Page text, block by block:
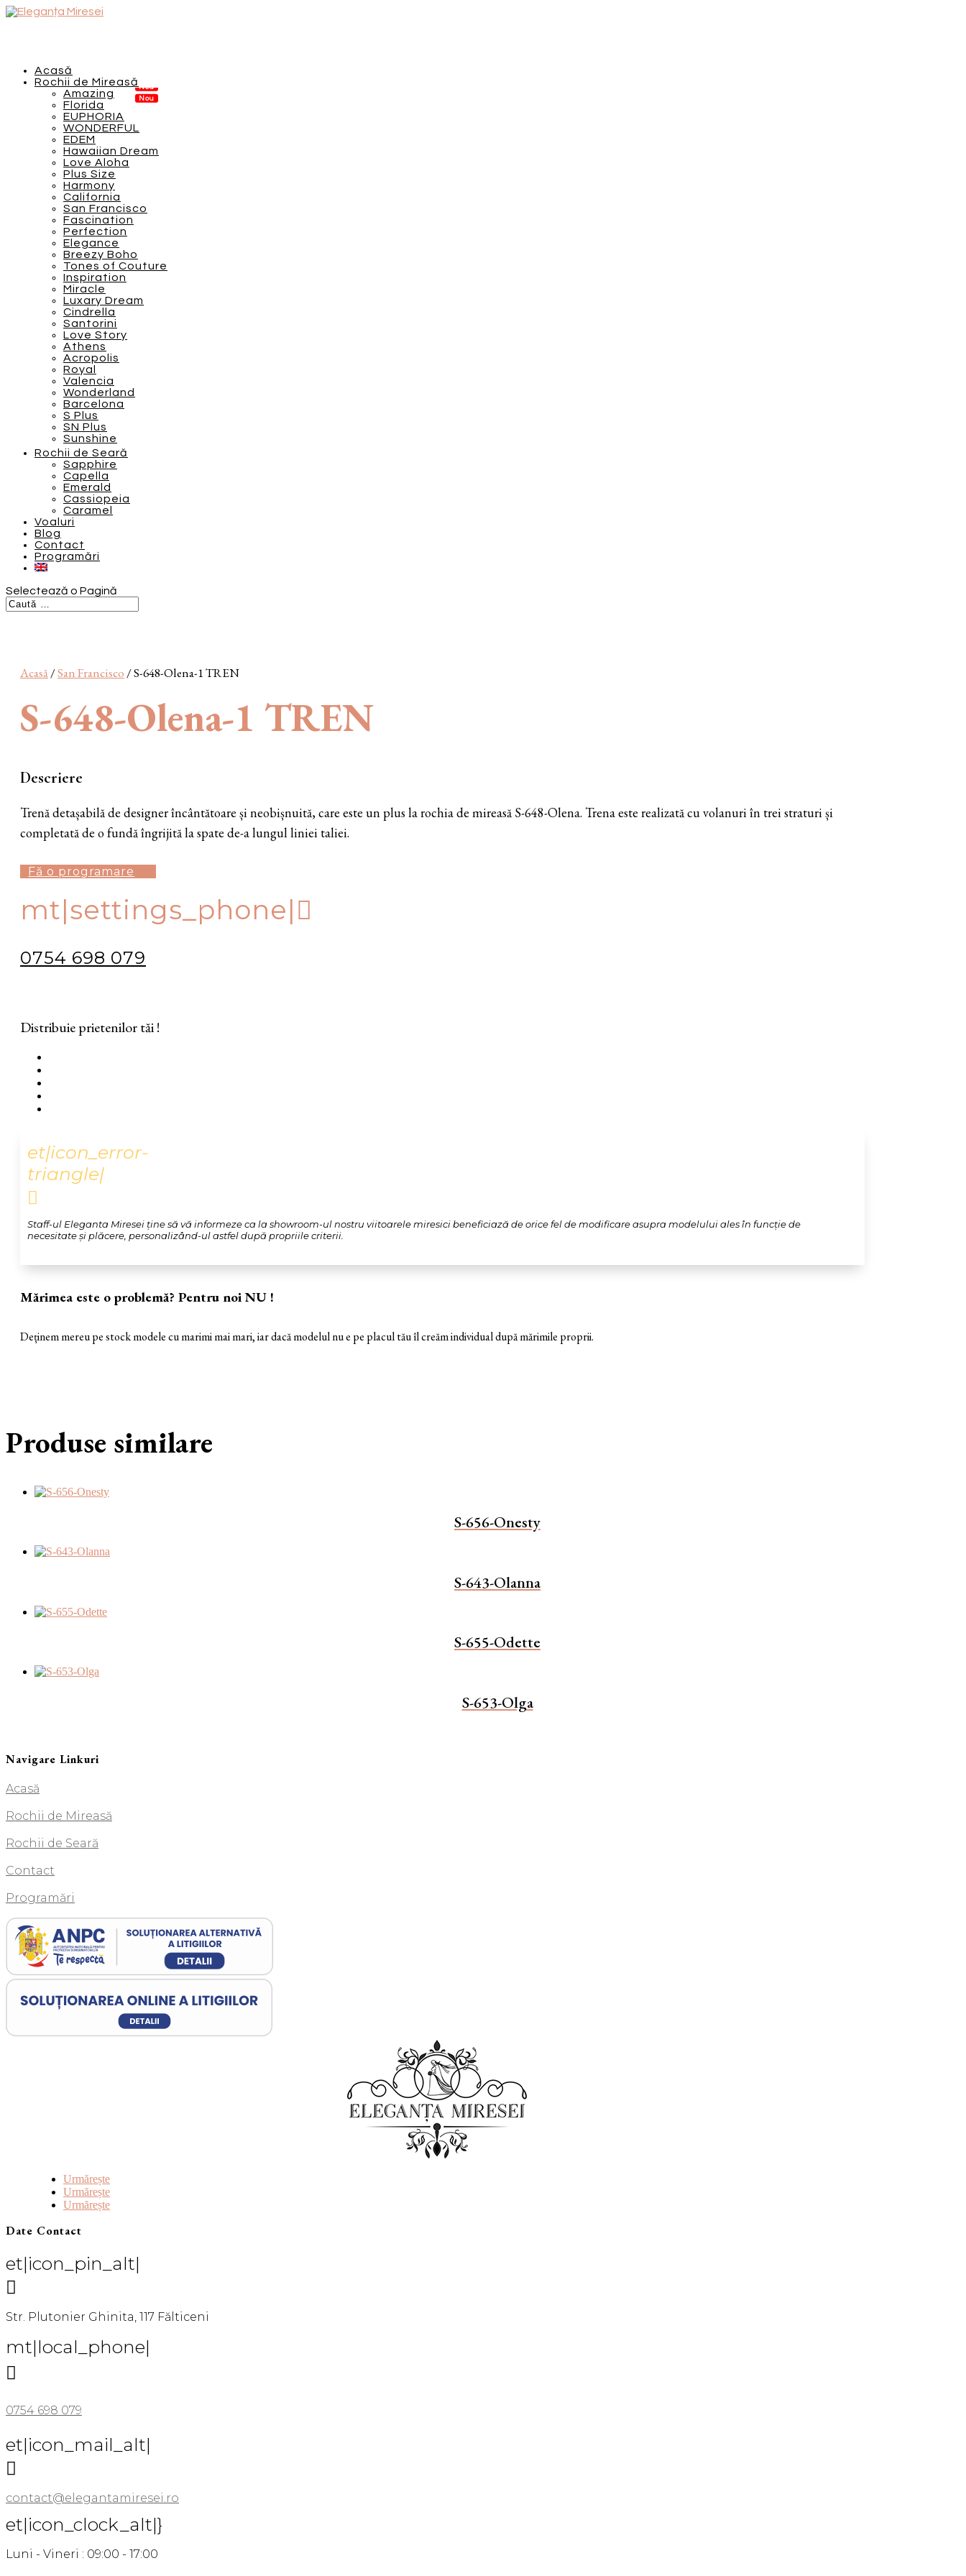
Acasă
Rochii de Mireasă
Amazing
Florida
EUPHORIA
WONDERFUL
EDEM
Hawaiian Dream
Love Aloha
Plus Size
Harmony
California
San Francisco
Fascination
Perfection
Elegance
Breezy Boho
Tones of Couture
Inspiration
Miracle
Luxary Dream
Cindrella
Santorini
Love Story
Athens
Acropolis
Royal
Valencia
Wonderland
Barcelona
S Plus
SN Plus
Sunshine
Rochii de Seară
Sapphire
Capella
Emerald
Cassiopeia
Caramel
Voaluri
Blog
Contact
Programări
Selectează o Pagină
Acasă/San Francisco / S-648-Olena-1 TREN
S-648-Olena-1 TREN
Descriere
Trenă detașabilă de designer încântătoare și neobișnuită, care este un plus la rochia de mireasă S-648-Olena. Trena este realizată cu volanuri în trei straturi și
completată de o fundă îngrijită la spate de-a lungul liniei taliei.
Fă o programare
mt|settings_phone|
0754 698 079
Distribuie prietenilor tăi !
et|icon_error-
triangle|

Staff-ul Eleganta Miresei ține să vă informeze ca la showroom-ul nostru viitoarele miresici beneficiază de orice fel de modificare asupra modelului ales în funcție de
necesitate și plăcere, personalizând-ul astfel după propriile criterii.
Mărimea este o problemă? Pentru noi NU !
Deținem mereu pe stock modele cu marimi mai mari, iar dacă modelul nu e pe placul tău îl creăm individual după mărimile proprii.
Produse similare
S-656-Onesty
S-643-Olanna
S-655-Odette
S-653-Olga
Navigare Linkuri
Acasă
Rochii de Mireasă
Rochii de Seară
Contact
Programări
Urmărește
Urmărește
Urmărește
Date Contact
et|icon_pin_alt|

Str. Plutonier Ghinita, 117 Fălticeni
mt|local_phone|

0754 698 079
et|icon_mail_alt|

contact@elegantamiresei.ro
et|icon_clock_alt|}
Luni - Vineri : 09:00 - 17:00